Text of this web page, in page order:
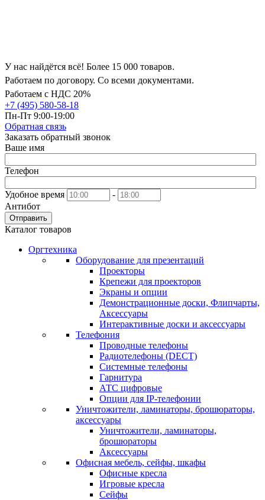
У нас найдётся всё! Более 15 000 товаров.
Работаем по договору. Со всеми документами.
Работаем с НДС 20%
+7 (495) 580-58-18
Пн-Пт 9:00-19:00
Обратная связь
Заказать обратный звонок
Ваше имя
Телефон
Удобное время
-
Антибот
Отправить
Каталог товаров
Оргтехника
Оборудование для презентаций
Проекторы
Крепежи для проекторов
Экраны и опции
Демонстрационные доски, Флипчарты,
Аксессуары
Интерактивные доски и аксессуары
Телефония
Проводные телефоны
Радиотелефоны (DECT)
Системные телефоны
Гарнитура
АТС цифровые
Опции для IP-телефонии
Уничтожители, ламинаторы, брошюраторы,
аксессуары
Уничтожители, ламинаторы,
брошюраторы
Аксессуары
Офисная мебель, сейфы, шкафы
Офисные кресла
Игровые кресла
Сейфы